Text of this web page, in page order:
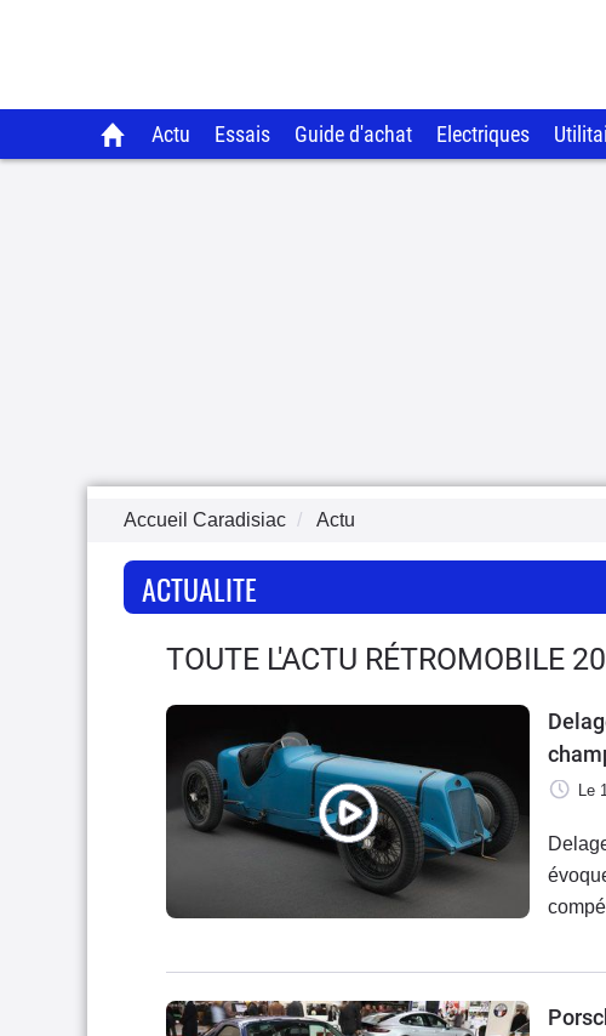
Actu Essais Guide d'achat Electriques
Accueil Caradisiac Actu
ACTUALITE
TOUTE L'ACTU RÉTROMOBILE
Le